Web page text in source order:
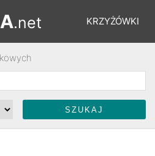
KRZYŻÓWKI
ŁAMIGŁÓWKI
.net